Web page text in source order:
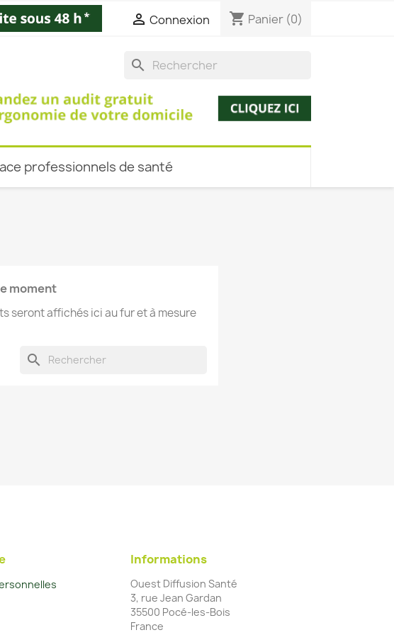
 Connexion shopping_cart Panier (0)
search
professionnels de santé
moment
seront affichés ici au fur et à mesure
search
Informations
Ouest Diffusion Santé
3, rue Jean Gardan
35500 Pocé-les-Bois
France